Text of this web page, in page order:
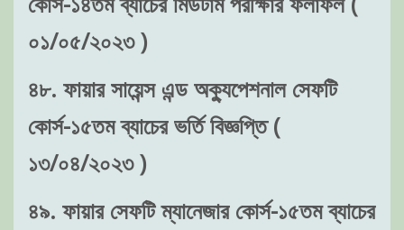
০১/০৫/২০২৩ )
৪৮. ফায়ার সায়েন্স এন্ড অক্যুপেশনাল সেফটি
কোর্স-১৫তম ব্যাচের ভর্তি বিজ্ঞপ্তি (
১৩/০৪/২০২৩ )
৪৯. ফায়ার সেফটি ম্যানেজার কোর্স-১৫তম ব্যাচের